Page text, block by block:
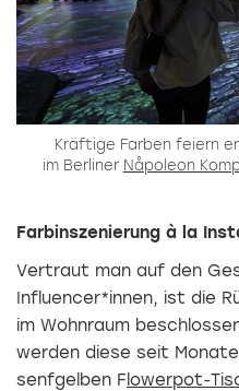
Kräftige Farben feiern
im Berliner Nåpoleon
Farbinszenierung à la
Vertraut man auf den
Influencer*innen, ist die
im Wohnraum
werden diese seit
senfgelben F lowerpot-